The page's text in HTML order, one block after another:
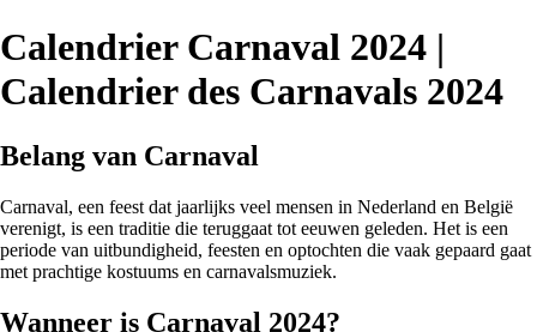
Calendrier Carnaval 2024 |
Calendrier des Carnavals 2024
Belang van Carnaval
Carnaval, een feest dat jaarlijks veel mensen in Nederland en België
verenigt, is een traditie die teruggaat tot eeuwen geleden. Het is een
periode van uitbundigheid, feesten en optochten die vaak gepaard gaat
met prachtige kostuums en carnavalsmuziek.
Wanneer is Carnaval 2024?